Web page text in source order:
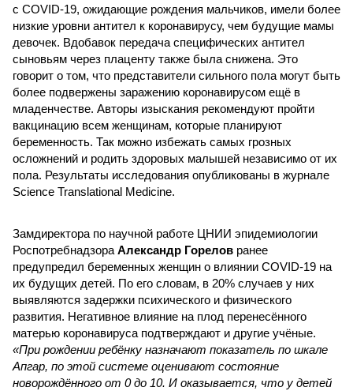
с COVID-19, ожидающие рождения мальчиков, имели более
низкие уровни антител к коронавирусу, чем будущие мамы
девочек. Вдобавок передача специфических антител
сыновьям через плаценту также была снижена. Это
говорит о том, что представители сильного пола могут быть
более подвержены заражению коронавирусом ещё в
младенчестве. Авторы изыскания рекомендуют пройти
вакцинацию всем женщинам, которые планируют
беременность. Так можно избежать самых грозных
осложнений и родить здоровых малышей независимо от их
пола. Результаты исследования опубликованы в журнале
Science Translational Medicine.
Замдиректора по научной работе ЦНИИ эпидемиологии
Роспотребнадзора Александр Горелов ранее
предупредил беременных женщин о влиянии COVID-19 на
их будущих детей. По его словам, в 20% случаев у них
выявляются задержки психического и физического
развития. Негативное влияние на плод перенесённого
матерью коронавируса подтверждают и другие учёные.
«При рождении ребёнку назначают показатель по шкале
Апгар, по этой системе оценивают состояние
новорождённого от 0 до 10. И оказывается, что у детей